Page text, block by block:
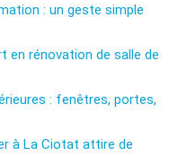
: un geste simple
en rénovation de salle de
: fenêtres, portes,
à La Ciotat attire de